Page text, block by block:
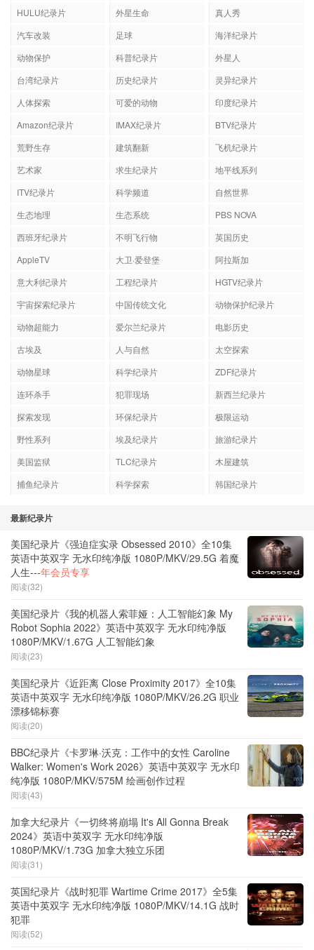
HULU纪录片
外星生命
真人秀
汽车改装
足球
海洋纪录片
动物保护
科普纪录片
外星人
台湾纪录片
历史纪录片
灵异纪录片
人体探索
可爱的动物
印度纪录片
Amazon纪录片
IMAX纪录片
BTV纪录片
荒野生存
建筑翻新
飞机纪录片
艺术家
求生纪录片
地平线系列
ITV纪录片
科学频道
自然世界
生态地理
生态系统
PBS NOVA
西班牙纪录片
不明飞行物
英国历史
AppleTV
大卫·爱登堡
阿拉斯加
意大利纪录片
工程纪录片
HGTV纪录片
宇宙探索纪录片
中国传统文化
动物保护纪录片
动物超能力
爱尔兰纪录片
电影历史
古埃及
人与自然
太空探索
动物星球
科学纪录片
ZDF纪录片
连环杀手
犯罪现场
新西兰纪录片
探索发现
环保纪录片
极限运动
野性系列
埃及纪录片
旅游纪录片
美国监狱
TLC纪录片
木屋建筑
捕鱼纪录片
科学探索 韩国纪录片
最新纪录片
美国纪录片《强迫症实录 Obsessed 2010》全10集
英语中英双字 无水印纯净版 1080P/MKV/29.5G 着魔
人生---年会员专享
阅读(32)
美国纪录片《我的机器人索菲娅：人工智能幻象 My
Robot Sophia 2022》英语中英双字 无水印纯净版
1080P/MKV/1.67G 人工智能幻象
阅读(23)
美国纪录片《近距离 Close Proximity 2017》全10集
英语中英双字 无水印纯净版 1080P/MKV/26.2G 职业
漂移锦标赛
阅读(20)
BBC纪录片《卡罗琳·沃克：工作中的女性 Caroline
Walker: Women's Work 2026》英语中英双字 无水印
纯净版 1080P/MKV/575M 绘画创作过程
阅读(43)
加拿大纪录片《一切终将崩塌 It's All Gonna Break
2024》英语中英双字 无水印纯净版
1080P/MKV/1.73G 加拿大独立乐团
阅读(31)
英国纪录片《战时犯罪 Wartime Crime 2017》全5集
英语中英双字 无水印纯净版 1080P/MKV/14.1G 战时
犯罪
阅读(52)